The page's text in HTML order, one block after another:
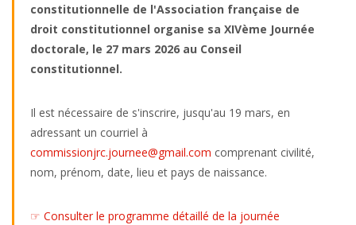
constitutionnelle de l'Association française de
droit constitutionnel organise sa XIVème Journée
doctorale, le 27 mars 2026 au Conseil
constitutionnel.
Il est nécessaire de s'inscrire, jusqu'au 19 mars, en
adressant un courriel à
commissionjrc.journee@gmail.com comprenant civilité,
nom, prénom, date, lieu et pays de naissance.
☞ Consulter le programme détaillé de la journée